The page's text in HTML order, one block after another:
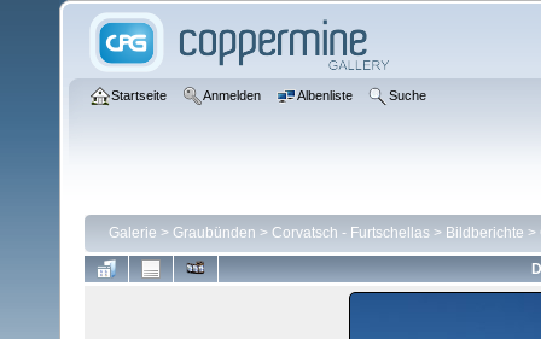
Startseite Anmelden Albenliste Suche
Galerie > Graubünden > Corvatsch - Furtschellas > Bildberichte >